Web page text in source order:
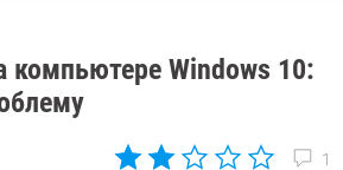
компьютере Windows 10:
1